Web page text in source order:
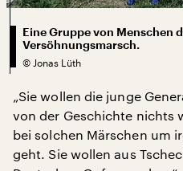
Eine Gruppe von Menschen
Versöhnungsmarsch.
© Jonas Lüth
„Sie wollen die junge
von der Geschichte nichts
bei solchen Märschen um
geht. Sie wollen aus